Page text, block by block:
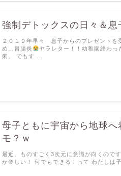
強制デトックスの日々＆息
２０１９年早々 息子からのプレゼントを
め…胃腸炎
ヤラレター！！幼稚園終わっ
痢。 でもす …
母子ともに宇宙から地球へ
モ？ｗ
最近、ものすごく3次元に意識が向くので
か楽しい！ 何でもできる！って わたしは